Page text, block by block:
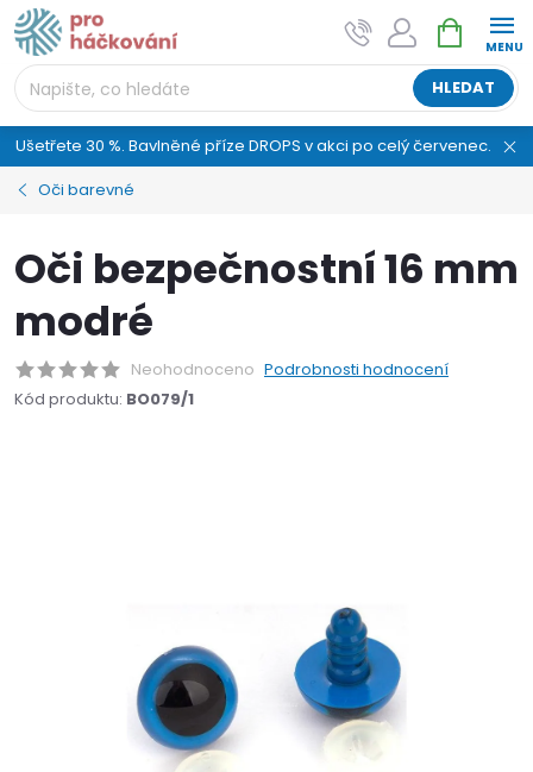
Přejít
na
obsah
HLEDAT
NÁKUPNÍ
KOŠÍK
Ušetřete 30 %. Bavlněné příze DROPS v akci po celý červenec.
Oči barevné
Oči bezpečnostní 16 mm
modré
Neohodnoceno Podrobnosti hodnocení
Kód produktu: BO079/1